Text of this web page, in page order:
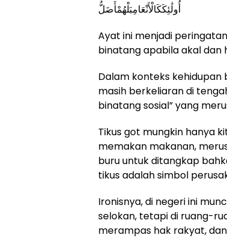
أُولَٰئِكَكَالْأَنْعَامِبَلْهُمْأَضَلُّ
Ayat ini menjadi
binatang apabila akal dan
Dalam konteks kehidupan
masih berkeliaran di
binatang sosial” yang
Tikus got mungkin hanya
memakan makanan,
buru untuk ditangkap
tikus adalah simbol
Ironisnya, di negeri ini
selokan, tetapi di ruang-
merampas hak rakyat,